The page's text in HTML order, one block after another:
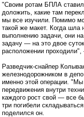
"Своим ротам БПЛА ставил
доложить, какие там
мы все изучили. Помимо
такой же макет. Когда шла
выполнению задачи, они
задачу — на это двое
расположении
Разведчик-снайпер
железнодорожником в
именно этой операции.
передвижения внутри
каждого рост свой — все
три погибели
поделился он.